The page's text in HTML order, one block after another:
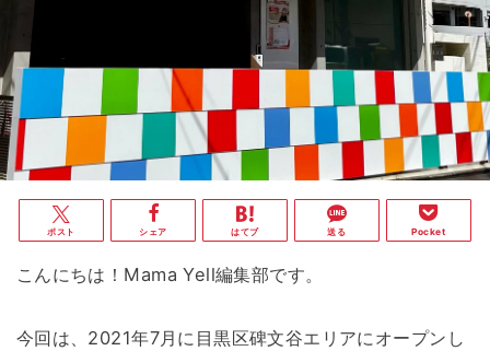
ポスト シェア はてブ 送る Pocket
こんにちは！Mama Yell編集部です。
今回は、2021年7月に目黒区碑文谷エリアにオープンし